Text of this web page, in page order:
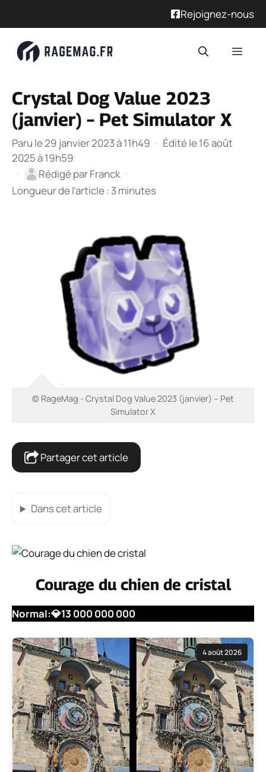
Rejoignez-nous
Crystal Dog Value 2023
(janvier) – Pet Simulator X
Paru le 29 janvier 2023 à 11h49 · Édité le 16 août
2025 à 19h59
·
Rédigé parFranck ·
Longueur de l’article : 3 minutes
© RageMag - Crystal Dog Value 2023 (janvier) – Pet
Simulator X
Partager cet article
Dans cet article
Courage du chien de cristal
Normal:💎13 000 000 000
4 août 2026